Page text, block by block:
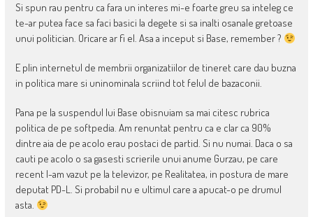
Si spun rau pentru ca fara un interes mi-e foarte greu sa inteleg ce
te-ar putea face sa faci basici la degete si sa inalti osanale gretoase
unui politician. Oricare ar fi el. Asa a inceput si Base, remember ?
E plin internetul de membrii organizatiilor de tineret care dau buzna
in politica mare si uninominala scriind tot felul de bazaconii.
Pana pe la suspendul lui Base obisnuiam sa mai citesc rubrica
politica de pe softpedia. Am renuntat pentru ca e clar ca 90%
dintre aia de pe acolo erau postaci de partid. Si nu numai. Daca o sa
cauti pe acolo o sa gasesti scrierile unui anume Gurzau, pe care
recent l-am vazut pe la televizor, pe Realitatea, in postura de mare
deputat PD-L. Si probabil nu e ultimul care a apucat-o pe drumul
asta.